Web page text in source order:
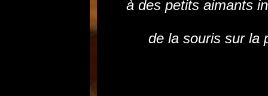
à des petits aimants
de la souris sur la